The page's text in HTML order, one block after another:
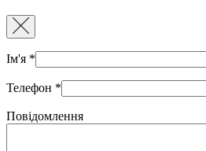
Ім'я *
Телефон *
Повідомлення